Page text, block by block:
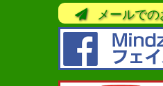
メールで